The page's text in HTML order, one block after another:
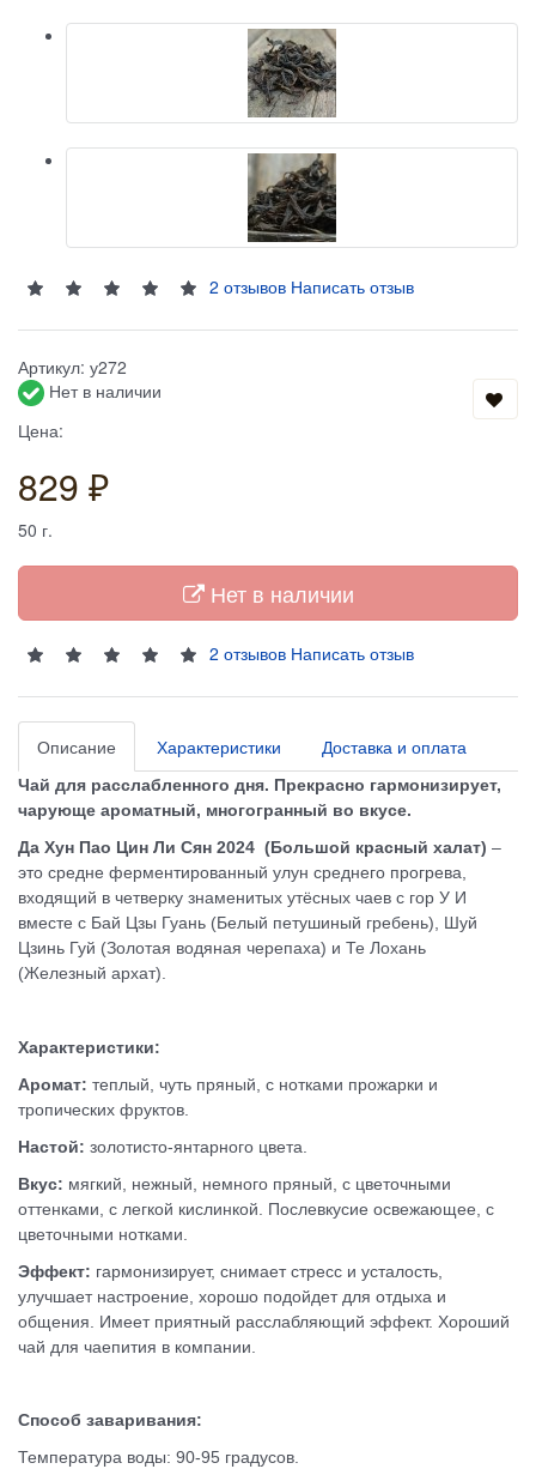
2 отзывов Написать отзыв
Артикул: у272
Нет в наличии
Цена:
829 ₽
50 г.
Нет в наличии
2 отзывов Написать отзыв
Описание Характеристики Доставка и оплата
Чай для расслабленного дня. Прекрасно гармонизирует,
чарующе ароматный, многогранный во вкусе.
Да Хун Пао Цин Ли Сян 2024 (Большой красный халат) –
это средне ферментированный улун среднего прогрева,
входящий в четверку знаменитых утёсных чаев с гор У И
вместе с Бай Цзы Гуань (Белый петушиный гребень), Шуй
Цзинь Гуй (Золотая водяная черепаха) и Те Лохань
(Железный архат).
Характеристики:
Аромат: теплый, чуть пряный, с нотками прожарки и
тропических фруктов.
Настой: золотисто-янтарного цвета.
Вкус: мягкий, нежный, немного пряный, с цветочными
оттенками, с легкой кислинкой. Послевкусие освежающее, с
цветочными нотками.
Эффект: гармонизирует, снимает стресс и усталость,
улучшает настроение, хорошо подойдет для отдыха и
общения. Имеет приятный расслабляющий эффект. Хороший
чай для чаепития в компании.
Способ заваривания:
Температура воды: 90-95 градусов.